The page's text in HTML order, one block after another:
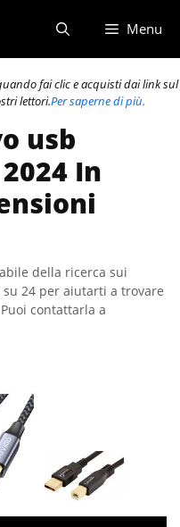
Menu
fai clic e acquisti dai link sul
lettori.Per saperne di più.
usb
In
della ricerca sui
24 per aiutarti a trovare
contattarla a